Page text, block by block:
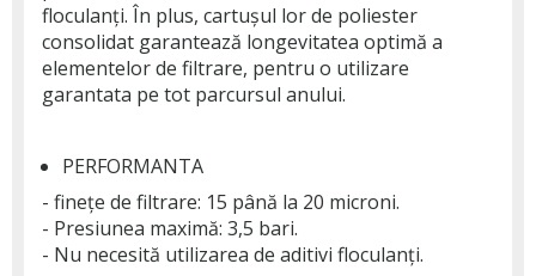
floculanți. În plus, cartușul lor de poliester
consolidat garantează longevitatea optimă a
elementelor de filtrare, pentru o utilizare
garantata pe tot parcursul anului.
PERFORMANTA
- finețe de filtrare: 15 până la 20 microni.
- Presiunea maximă: 3,5 bari.
- Nu necesită utilizarea de aditivi floculanți.